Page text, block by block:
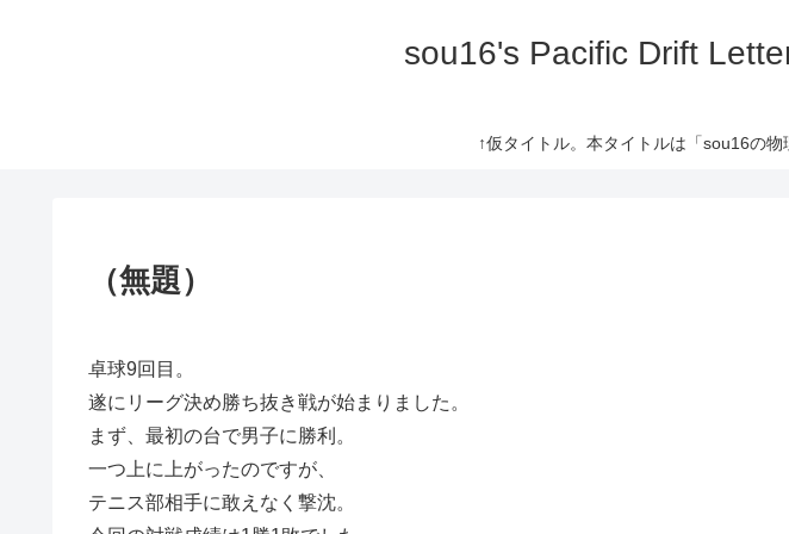
sou16's Pacific Drift
↑仮タイトル。本タイトルは「sou16の
（無題）
卓球9回目。
遂にリーグ決め勝ち抜き戦が始まりました。
まず、最初の台で男子に勝利。
一つ上に上がったのですが、
テニス部相手に敢えなく撃沈。